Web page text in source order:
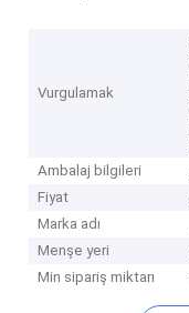
Vurgulamak
Ambalaj bilgileri
Fiyat
Marka adı
Menşe yeri
Min sipariş miktarı